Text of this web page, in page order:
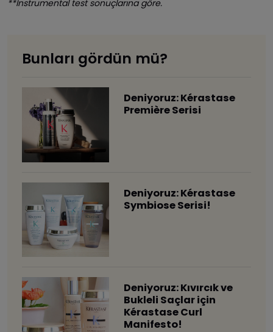
**Instrumental test sonuçlarına göre.
Bunları gördün mü?
Deniyoruz: Kérastase
Première Serisi
Deniyoruz: Kérastase
Symbiose Serisi!
Deniyoruz: Kıvırcık ve
Bukleli Saçlar için
Kérastase Curl
Manifesto!